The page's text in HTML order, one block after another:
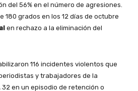
del 56% en el número de agresiones.
180 grados en los 12 días de octubre
en rechazo a la eliminación del
116 incidentes violentos que
y trabajadores de la
en un episodio de retención o